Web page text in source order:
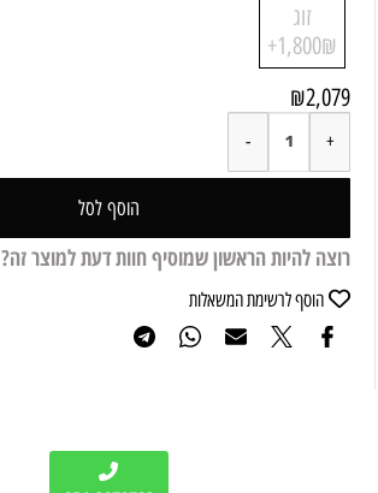
זוג
1,800₪+
₪2,079
הוסף לסל
רוצה להיות הראשון שמוסיף חוות דעת למוצר זה?
הוסף לרשימת המשאלות